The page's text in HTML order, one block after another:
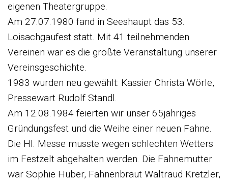
eigenen Theatergruppe.
Am 27.07.1980 fand in Seeshaupt das 53.
Loisachgaufest statt. Mit 41 teilnehmenden
Vereinen war es die größte Veranstaltung unserer
Vereinsgeschichte.
1983 wurden neu gewählt: Kassier Christa Wörle,
Pressewart Rudolf Standl.
Am 12.08.1984 feierten wir unser 65jähriges
Gründungsfest und die Weihe einer neuen Fahne.
Die Hl. Messe musste wegen schlechten Wetters
im Festzelt abgehalten werden. Die Fahnemutter
war Sophie Huber, Fahnenbraut Waltraud Kretzler,